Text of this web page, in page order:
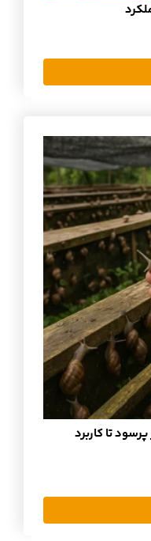
تا کاربرد